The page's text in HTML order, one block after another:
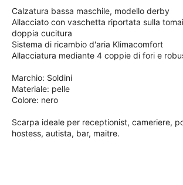
Calzatura bassa maschile, modello derby
Allacciato con vaschetta riportata sulla
doppia cucitura
Sistema di ricambio d'aria Klimacomfort
Allacciatura mediante 4 coppie di fori e
Marchio: Soldini
Materiale: pelle
Colore: nero
Scarpa ideale per receptionist, cameriere,
hostess, autista, bar, maitre.